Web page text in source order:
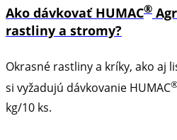
Ako dávkovať HUMAC®
rastliny a stromy?
Okrasné rastliny a kríky, ako aj
si vyžadujú dávkovanie HUMAC
kg/10 ks.